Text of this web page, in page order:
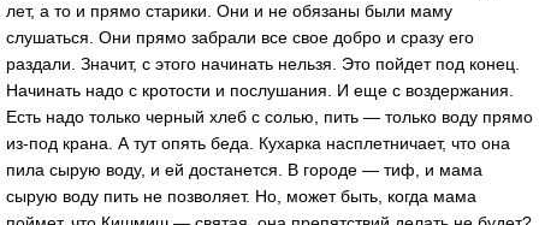
лет, а то и прямо старики. Они и не обязаны были маму
слушаться. Они прямо забрали все свое добро и сразу его
раздали. Значит, с этого начинать нельзя. Это пойдет под конец.
Начинать надо с кротости и послушания. И еще с воздержания.
Есть надо только черный хлеб с солью, пить — только воду прямо
из-под крана. А тут опять беда. Кухарка насплетничает, что она
пила сырую воду, и ей достанется. В городе — тиф, и мама
сырую воду пить не позволяет. Но, может быть, когда мама